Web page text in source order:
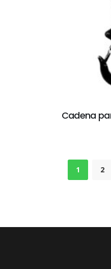
Cadena
1 2